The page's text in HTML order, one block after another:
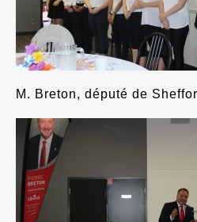
M. Breton, député de